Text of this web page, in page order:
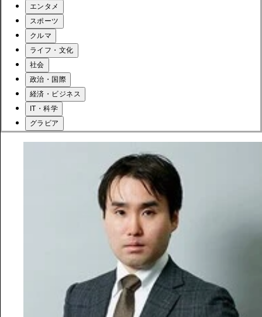
エンタメ
スポーツ
クルマ
ライフ・文化
社会
政治・国際
経済・ビジネス
IT・科学
グラビア